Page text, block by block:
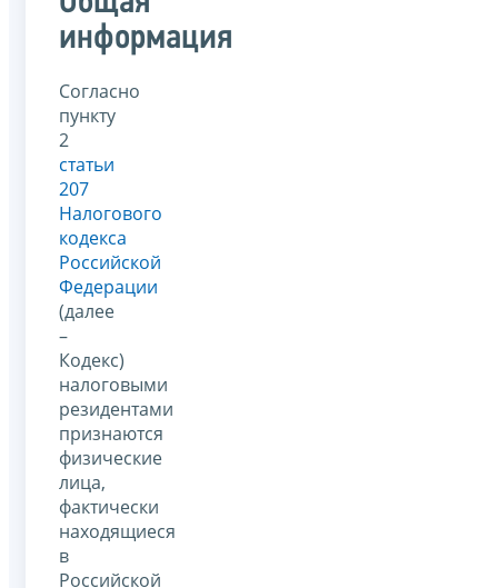
информация
Согласно
пункту
2
статьи
207
Налогового
кодекса
Российской
Федерации
(далее
–
Кодекс)
налоговыми
резидентами
признаются
физические
лица,
фактически
находящиеся
в
Российской